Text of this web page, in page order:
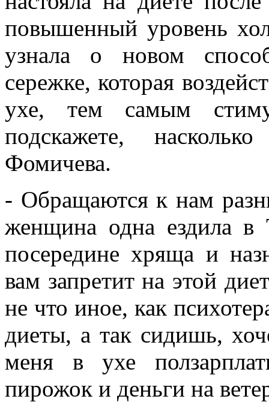
повышенный уровень
узнала о новом
сережке, которая
ухе, тем самым
подскажете,
Фомичева.
- Обращаются к нам
женщина одна ездила в
посередине хряща и
вам запретит на этой
не что иное, как
диеты, а так сидишь,
меня в ухе
пирожок и деньги на